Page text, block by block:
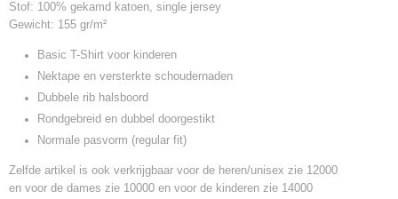
Stof: 100% gekamd katoen, single jersey
Gewicht: 155 gr/m²
Basic T-Shirt voor kinderen
Nektape en versterkte schoudernaden
Dubbele rib halsboord
Rondgebreid en dubbel doorgestikt
Normale pasvorm (regular fit)
Zelfde artikel is ook verkrijgbaar voor de heren/unisex zie 12000
en voor de dames zie 10000 en voor de kinderen zie 14000